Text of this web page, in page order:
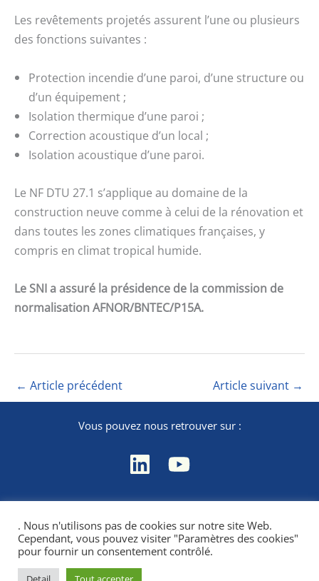
Les revêtements projetés assurent l’une ou plusieurs
des fonctions suivantes :
Protection incendie d’une paroi, d’une structure ou
d’un équipement ;
Isolation thermique d’une paroi ;
Correction acoustique d’un local ;
Isolation acoustique d’une paroi.
Le NF DTU 27.1 s’applique au domaine de la
construction neuve comme à celui de la rénovation et
dans toutes les zones climatiques françaises, y
compris en climat tropical humide.
Le SNI a assuré la présidence de la commission de
normalisation AFNOR/BNTEC/P15A.
← Article précédent Article suivant →
Vous pouvez nous retrouver sur :
Mentions légales
Politique de confidentialité
. Nous n'utilisons pas de cookies sur notre site Web.
Cependant, vous pouvez visiter "Paramètres des cookies"
pour fournir un consentement contrôlé.